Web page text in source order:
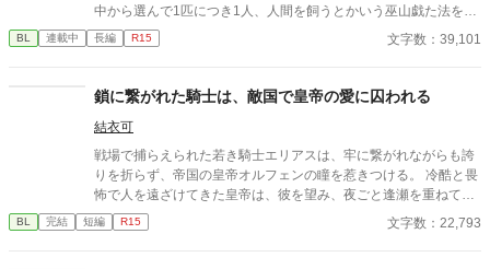
中から選んで1匹につき1人、人間を飼うとかいう巫山戯た法を提
案したようだけれど。 「まあ何も変わらない、はず…」 ちょっと
視界に映る生き物の種類が増えるだけ。そう思ってた。 ほんと
働く最下層の男。顔立ちは悪くないが、不摂生で見る影もない。
変化を嫌い、現状維持を好む。 タルア＝ミース(347) 職業不詳の
人外、Swis(スウィズ)。お金持ち。 最初は可愛いペットとしか見
ていなかったものの…？ 2025/09/12 ★1000 Thank_You!!
BL 連載中 長編 R15 文字数：39,101
鎖に繋がれた騎士は、敵国で皇帝の愛に囚われる
結衣可
戦場で捕らえられた若き騎士エリアスは、牢に繋がれながらも誇
りを折らず、帝国の皇帝オルフェンの瞳を惹きつける。 冷酷と畏
怖で人を遠ざけてきた皇帝は、彼を望み、夜ごと逢瀬を重ねてい
く。 憎しみと抗いのはずが、いつしか芽生える心の揺らぎ。 誇り
高き騎士が囚われたのは、冷徹な皇帝の愛。 鎖に繋がれた誇り
BL 完結 短編 R15 文字数：22,793